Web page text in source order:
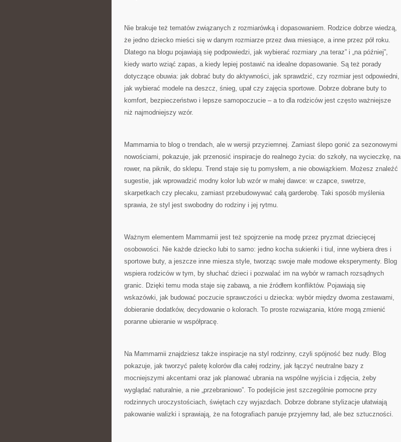
Nie brakuje też tematów związanych z rozmiarówką i dopasowaniem. Rodzice dobrze wiedzą,
że jedno dziecko mieści się w danym rozmiarze przez dwa miesiące, a inne przez pół roku.
Dlatego na blogu pojawiają się podpowiedzi, jak wybierać rozmiary „na teraz” i „na później”,
kiedy warto wziąć zapas, a kiedy lepiej postawić na idealne dopasowanie. Są też porady
dotyczące obuwia: jak dobrać buty do aktywności, jak sprawdzić, czy rozmiar jest odpowiedni,
jak wybierać modele na deszcz, śnieg, upał czy zajęcia sportowe. Dobrze dobrane buty to
komfort, bezpieczeństwo i lepsze samopoczucie – a to dla rodziców jest często ważniejsze
niż najmodniejszy wzór.
Mammamia to blog o trendach, ale w wersji przyziemnej. Zamiast ślepo gonić za sezonowymi
nowościami, pokazuje, jak przenosić inspiracje do realnego życia: do szkoły, na wycieczkę, na
rower, na piknik, do sklepu. Trend staje się tu pomysłem, a nie obowiązkiem. Możesz znaleźć
sugestie, jak wprowadzić modny kolor lub wzór w małej dawce: w czapce, swetrze,
skarpetkach czy plecaku, zamiast przebudowywać całą garderobę. Taki sposób myślenia
sprawia, że styl jest swobodny do rodziny i jej rytmu.
Ważnym elementem Mammamii jest też spojrzenie na modę przez pryzmat dziecięcej
osobowości. Nie każde dziecko lubi to samo: jedno kocha sukienki i tiul, inne wybiera dres i
sportowe buty, a jeszcze inne miesza style, tworząc swoje małe modowe eksperymenty. Blog
wspiera rodziców w tym, by słuchać dzieci i pozwalać im na wybór w ramach rozsądnych
granic. Dzięki temu moda staje się zabawą, a nie źródłem konfliktów. Pojawiają się
wskazówki, jak budować poczucie sprawczości u dziecka: wybór między dwoma zestawami,
dobieranie dodatków, decydowanie o kolorach. To proste rozwiązania, które mogą zmienić
poranne ubieranie w współpracę.
Na Mammamii znajdziesz także inspiracje na styl rodzinny, czyli spójność bez nudy. Blog
pokazuje, jak tworzyć paletę kolorów dla całej rodziny, jak łączyć neutralne bazy z
mocniejszymi akcentami oraz jak planować ubrania na wspólne wyjścia i zdjęcia, żeby
wyglądać naturalnie, a nie „przebraniowo”. To podejście jest szczególnie pomocne przy
rodzinnych uroczystościach, świętach czy wyjazdach. Dobrze dobrane stylizacje ułatwiają
pakowanie walizki i sprawiają, że na fotografiach panuje przyjemny ład, ale bez sztuczności.